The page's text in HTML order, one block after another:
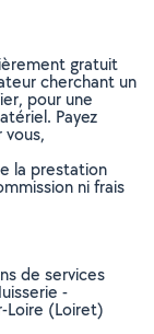
gratuit
cherchant un
pour une
Payez
la prestation
ni frais
de services
-
Loire (Loiret)